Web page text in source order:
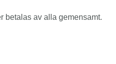
betalas av alla gemensamt.